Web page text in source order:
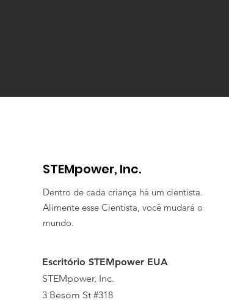
STEMpower, Inc.
Dentro de cada criança há um cientista.
Alimente esse Cientista, você mudará o
mundo.
Escritório STEMpower EUA
STEMpower, Inc.
3 Besom St #318